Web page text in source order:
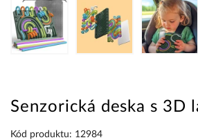
Senzorická deska s 3D
Kód produktu: 12984